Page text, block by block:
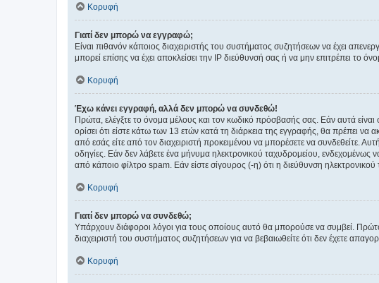
Κορυφή
Γιατί δεν μπορώ να εγγραφώ;
Είναι πιθανόν κάποιος διαχειριστής του συστήματος συζητήσεων να έχει
μπορεί επίσης να έχει αποκλείσει την IP διεύθυνσή σας ή να μην επιτρέπει το
Κορυφή
Έχω κάνει εγγραφή, αλλά δεν μπορώ να συνδεθώ!
Πρώτα, ελέγξτε το όνομα μέλους και τον κωδικό πρόσβασής σας. Εάν αυτά
ορίσει ότι είστε κάτω των 13 ετών κατά τη διάρκεια της εγγραφής, θα πρέπει να
από εσάς είτε από τον διαχειριστή προκειμένου να μπορέσετε να συνδεθείτε.
οδηγίες. Εάν δεν λάβετε ένα μήνυμα ηλεκτρονικού ταχυδρομείου, ενδεχομένως
από κάποιο φίλτρο spam. Εάν είστε σίγουρος (-η) ότι η διεύθυνση
Κορυφή
Γιατί δεν μπορώ να συνδεθώ;
Υπάρχουν διάφοροι λόγοι για τους οποίους αυτό θα μπορούσε να συμβεί.
διαχειριστή του συστήματος συζητήσεων για να βεβαιωθείτε ότι δεν έχετε
Κορυφή